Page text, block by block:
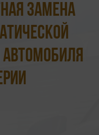
замена
автомобиля